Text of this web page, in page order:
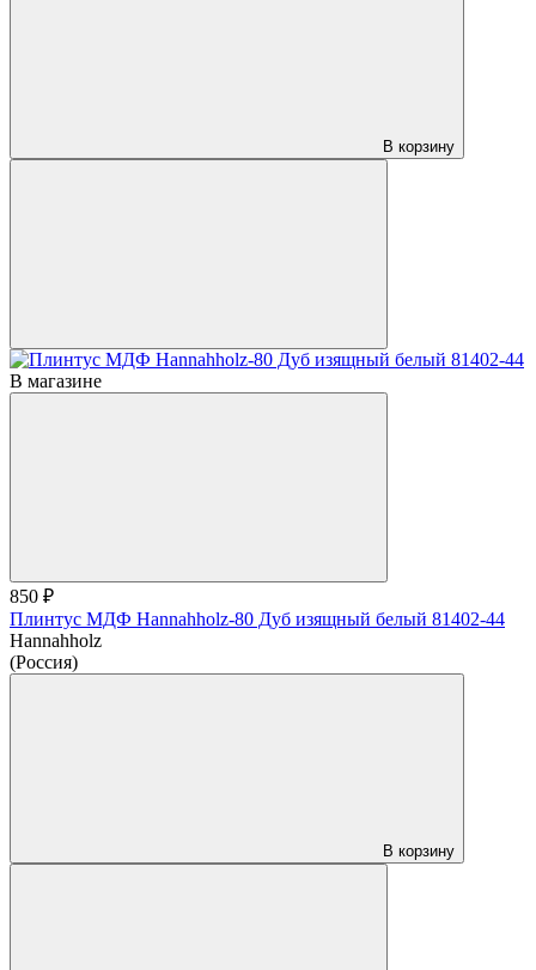
В корзину
В магазине
850 ₽
Плинтус МДФ Hannahholz-80 Дуб изящный белый 81402-44
Hannahholz
(Россия)
В корзину